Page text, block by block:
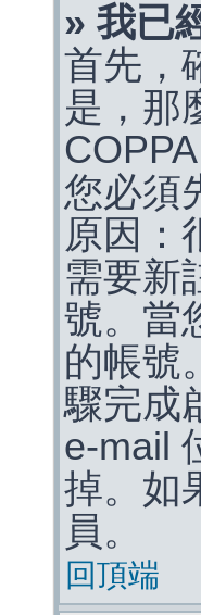
» 我已
首先，
是，那
您必須
原因：
需要新
號。當
的帳號
驟完成
e-mail
掉。如
員。
回頂端